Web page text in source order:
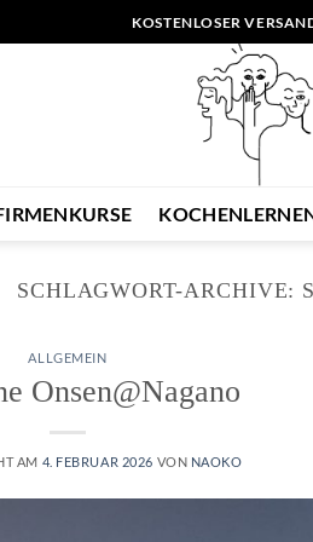
KOSTENLOSER
SCHLAGWORT-ARCHIVE:
ALLGEMEIN
Onsen@Nagano
AM 4. FEBRUAR 2026 VON NAOKO